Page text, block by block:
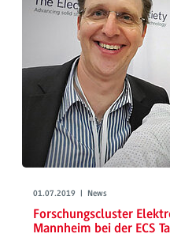
01.07.2019 | News
Forschungscluster
Mannheim bei der ECS